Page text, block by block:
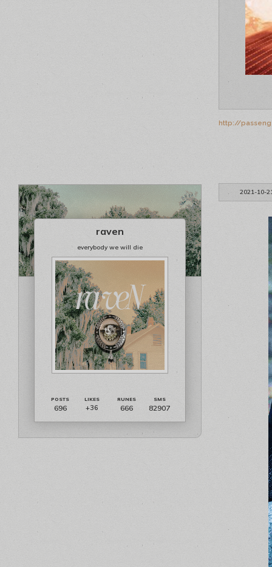
http://
2021-10-
raven
everybody we will die
696 +36 666 82907